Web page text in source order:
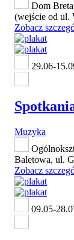
Dom
(wejście od ul.
Zobacz
29.06-
Muzyka
Baletowa, ul.
Zobacz
09.05-